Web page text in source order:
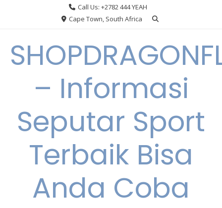
Call Us: +2782 444 YEAH
Cape Town, South Africa
– Informasi
Seputar Sport
Terbaik Bisa
Anda Coba